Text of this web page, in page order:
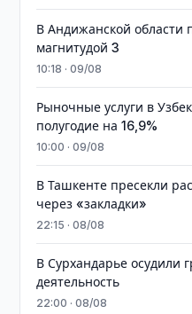
В Андижанской области
магнитудой 3
10:18 · 09/08
Рыночные услуги в
полугодие на 16,9%
10:00 · 09/08
В Ташкенте пресекли
через «закладки»
22:15 · 08/08
В Сурхандарье осудили
деятельность
22:00 · 08/08